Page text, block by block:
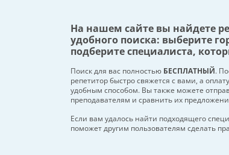
На нашем сайте вы найдете
удобного поиска: выберите
подберите специалиста,
Поиск для вас полностью БЕСПЛАТНЫЙ.
репетитор быстро свяжется с вами, а
удобным способом. Вы также можете
преподавателям и сравнить их
Если вам удалось найти подходящего
поможет другим пользователям сделать